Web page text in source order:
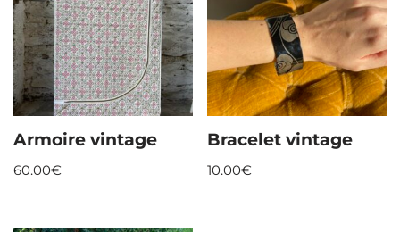
Armoire vintage
60.00€
Bracelet vintage
10.00€